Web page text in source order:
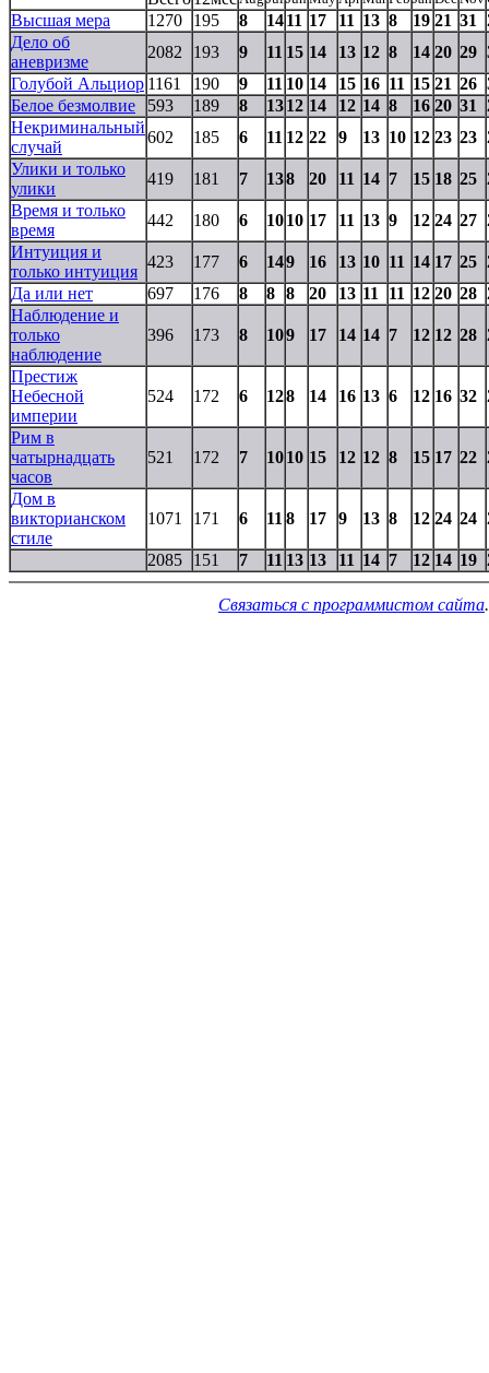
Высшая мера 1270 195 8 1411 17 11 13 8 19 21 31
Дело об
аневризме
2082 193 9 11 15 14 13 12 8 14 20 29
Голубой Альциор 1161 190 9 11 10 14 15 16 11 15 21 26
Белое безмолвие
593 189 8 1312 14 12 14 8 16 20 31
Некриминальный
случай
602 185 6 11 12 22 9 13 10 12 23 23
Улики и только
улики
419 181 7 138 20 11 14 7 15 18 25
Время и только
время
442 180 6 1010 17 11 13 9 12 24 27
Интуиция и
только интуиция
423 177 6 149 16 13 10 11 14 17 25
Да или нет
697 176 8 8 8 20 13 11 11 12 20 28
Наблюдение и
только
наблюдение
396 173 8 109 17 14 14 7 12 12 28
Престиж
Небесной
империи
524 172 6 128 14 16 13 6 12 16 32
Рим в
чатырнадцать
часов
521 172 7 1010 15 12 12 8 15 17 22
Дом в
викторианском
стиле
1071 171 6 11 8 17 9 13 8 12 24 24
2085 151 7 11 13 13 11 14 7 12 14 19
Связаться с программистом сайта.